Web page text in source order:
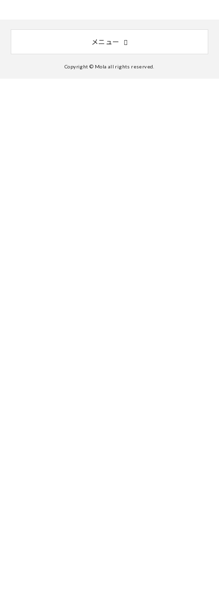
メニュー
Copyright © Mola all rights reserved.